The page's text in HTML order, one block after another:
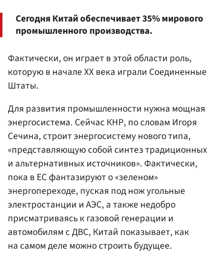
Сегодня Китай обеспечивает 35% мирового
промышленного производства.
Фактически, он играет в этой области роль,
которую в начале XX века играли Соединенные
Штаты.
Для развития промышленности нужна мощная
энергосистема. Сейчас КНР, по словам Игоря
Сечина, строит энергосистему нового типа,
«представляющую собой синтез традиционных
и альтернативных источников». Фактически,
пока в ЕС фантазируют о «зеленом»
энергопереходе, пуская под нож угольные
электростанции и АЭС, а также недобро
присматриваясь к газовой генерации и
автомобилям с ДВС, Китай показывает, как
на самом деле можно строить будущее.